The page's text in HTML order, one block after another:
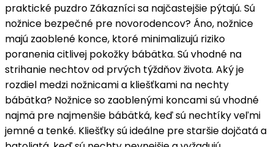
praktické puzdro Zákazníci sa najčastejšie pýtajú. Sú
nožnice bezpečné pre novorodencov? Áno, nožnice
majú zaoblené konce, ktoré minimalizujú riziko
poranenia citlivej pokožky bábätka. Sú vhodné na
strihanie nechtov od prvých týždňov života. Aký je
rozdiel medzi nožnicami a kliešťkami na nechty
bábätka? Nožnice so zaoblenými koncami sú vhodné
najmä pre najmenšie bábätká, keď sú nechtíky veľmi
jemné a tenké. Kliešťky sú ideálne pre staršie dojčatá a